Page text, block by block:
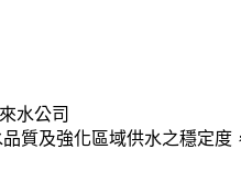
水公司
質及強化區域供水之穩定